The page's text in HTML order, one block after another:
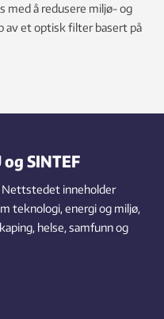
med å redusere miljø- og
av et optisk filter basert på
SINTEF
Nettstedet inneholder
teknologi, energi og miljø,
helse, samfunn og